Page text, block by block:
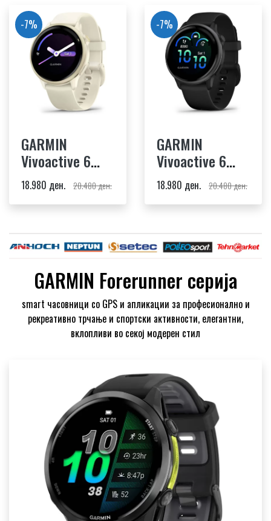
-7%
GARMIN
Vivoactive 6
Lunar Gold Bone
Band
18.980 ден. 20.480 ден.
-7%
GARMIN
Vivoactive 6
Slate Black
Band
18.980 ден. 20.480 ден.
GARMIN Forerunner серија
smart часовници со GPS и апликации за професионалнo и
рекреативнo трчање и спортски активности, елегантни,
вклопливи во секој модерен стил